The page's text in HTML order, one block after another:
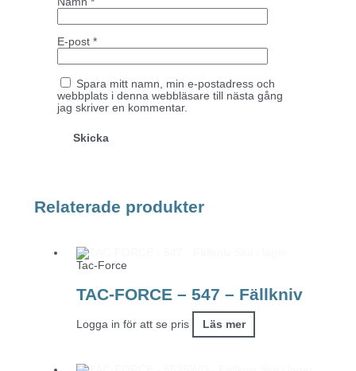
E-post *
Spara mitt namn, min e-postadress och
webbplats i denna webbläsare till nästa gång
jag skriver en kommentar.
Relaterade produkter
Tac-Force
TAC-FORCE – 547 – Fällkniv
Logga in för att se pris Läs mer